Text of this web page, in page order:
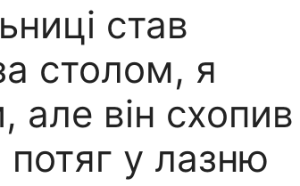
став
столом, я
але він схопив
потяг у лазню